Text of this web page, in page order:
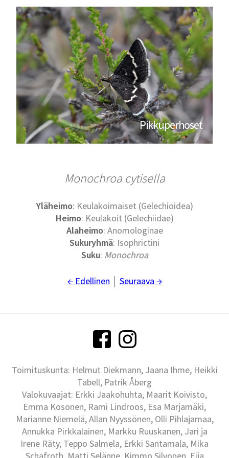
Pikkuperhoset
Monochroa cytisella
Yläheimo: Keulakoimaiset (Gelechioidea)
Heimo: Keulakoit (Gelechiidae)
Alaheimo: Anomologinae
Sukuryhmä: Isophrictini
Suku: Monochroa
← Edellinen Seuraava →
Toimituskunta: Helmut Diekmann, Jaana Ihme, Heikki
Tabell, Patrik Åberg
Valokuvaajat: Erkki Jaakohuhta, Maarit Koivisto,
Emma Kosonen, Rami Lindroos, Esa Marjamäki,
Marianne Niemelä, Allan Nyyssönen, Olli Pihlajamaa,
Annukka Pirkkalainen, Markku Ruuskanen, Jari ja
Irene Räty, Teppo Salmela, Erkki Santamala, Mika